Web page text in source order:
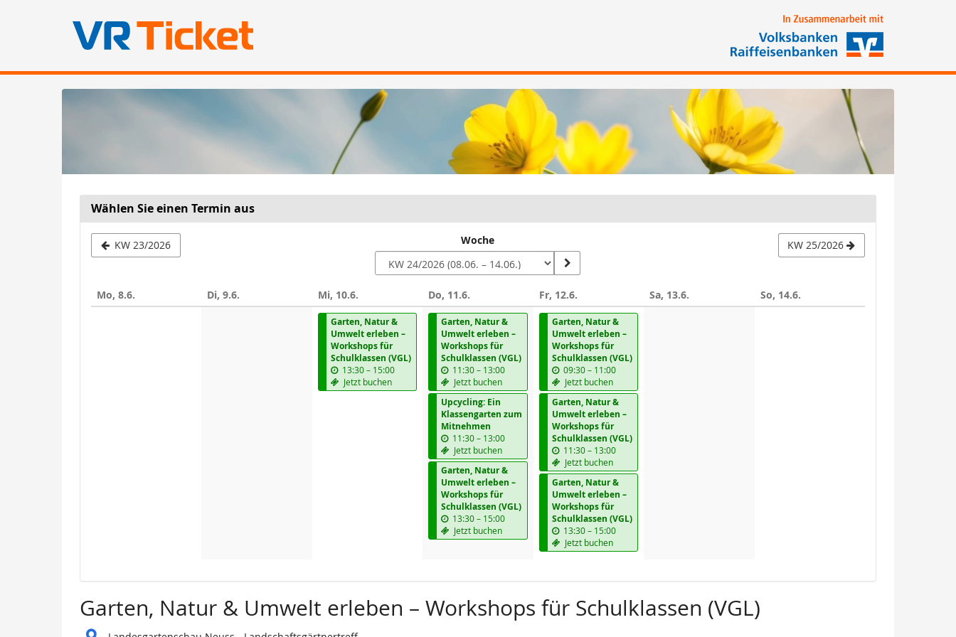
Wählen Sie einen Termin aus
KW 23/2026
auswählen
Woche KW 25/2026
Mo, 8.6. Di, 9.6. Mi, 10.6.
Garten, Natur &
Umwelt erleben –
Workshops für
Schulklassen (VGL)
13:30–b
i
s
15:00
Jetzt buchen
Do, 11.6.
Garten, Natur &
Umwelt erleben –
Workshops für
Schulklassen (VGL)
11:30 –b
i
s
13:00
Jetzt buchen
Upcycling: Ein
Klassengarten zum
Mitnehmen
11:30 –b
i
s
13:00
Jetzt buchen
Garten, Natur &
Umwelt erleben –
Workshops für
Schulklassen (VGL)
13:30 –b
i
s
15:00
Jetzt buchen
Fr, 12.6.
Garten, Natur &
Umwelt erleben –
Workshops für
Schulklassen (VGL)
09:30 –b
i
s
11:00
Jetzt buchen
Garten, Natur &
Umwelt erleben –
Workshops für
Schulklassen (VGL)
11:30 –b
i
s
13:00
Jetzt buchen
Garten, Natur &
Umwelt erleben –
Workshops für
Schulklassen (VGL)
13:30 –b
i
s
15:00
Jetzt buchen
Sa, 13.6. So, 14.6.
Garten, Natur & Umwelt erleben – Workshops für Schulklassen (VGL)